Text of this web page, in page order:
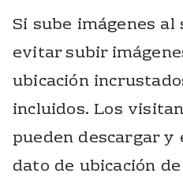
Si sube imágenes
evitar subir
ubicación
incluidos. Los
pueden descargar
dato de ubicación